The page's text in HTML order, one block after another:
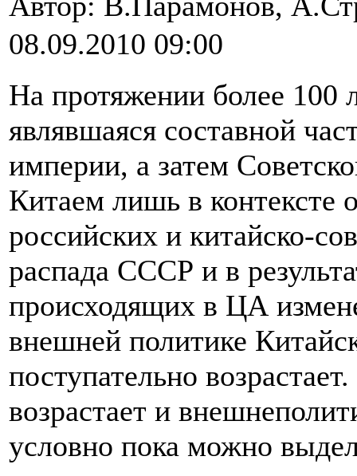
08.09.2010 09:00
На протяжении более
являвшаяся составной
империи, а затем
Китаем лишь в контексте
российских и китайско-
распада СССР и в
происходящих в ЦА
внешней политике
поступательно
возрастает и
условно пока можно